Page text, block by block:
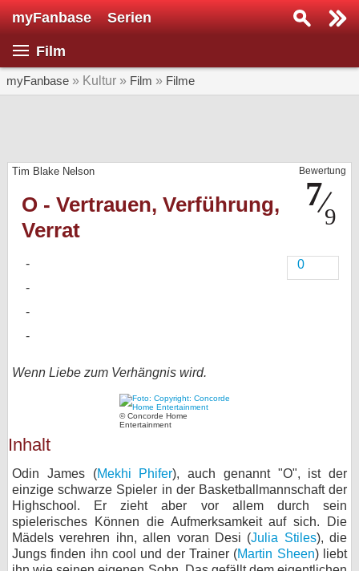
myFanbase Serien
Film
myFanbase » Kultur » Film » Filme
Bewertung
Tim Blake Nelson
O - Vertrauen, Verführung,
Verrat
0
Wenn Liebe zum Verhängnis wird.
© Concorde Home
Entertainment
Inhalt
Odin James (Mekhi Phifer), auch genannt "O", ist der
einzige schwarze Spieler in der Basketballmannschaft der
Highschool. Er zieht aber vor allem durch sein
spielerisches Können die Aufmerksamkeit auf sich. Die
Mädels verehren ihn, allen voran Desi (Julia Stiles), die
Jungs finden ihn cool und der Trainer (Martin Sheen) liebt
Serie suchen...
SERIEN
Veranstaltungen
bei X
bei Facebook
Kontakt
Nutzungsbedingungen
Datenschutz